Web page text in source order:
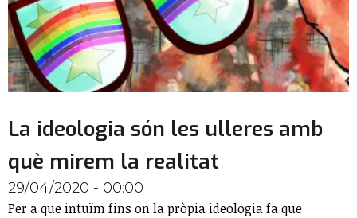
La ideologia són les ulleres amb
què mirem la realitat
29/04/2020 - 00:00
Per a que intuïm fins on la pròpia ideologia fa que